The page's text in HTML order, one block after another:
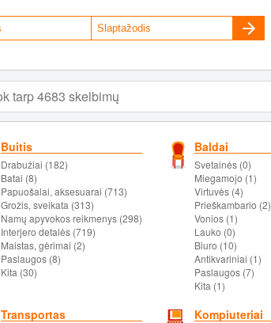
Buitis
Drabužiai (182)
Batai (8)
Papuošalai, aksesuarai (713)
Grožis, sveikata (313)
Namų apyvokos reikmenys (298)
Interjero detalės (719)
Maistas, gėrimai (2)
Paslaugos (8)
Kita (30)
Baldai
Svetainės (0)
Miegamojo (1)
Virtuvės (4)
Prieškambario (2)
Vonios (1)
Lauko (0)
Biuro (10)
Antikvariniai (1)
Paslaugos (7)
Kita (1)
Transportas Kompiuteriai